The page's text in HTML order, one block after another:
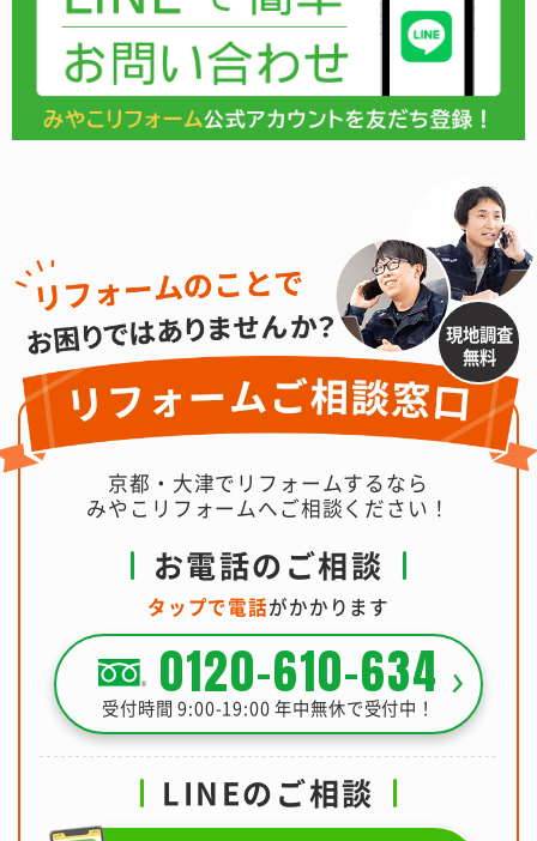
現地調査
無料
京都・大津でリフォームするなら
みやこリフォームへご相談ください！
お電話のご相談
タップで電話がかかります
0120-610-634
受付時間 9:00-19:00 年中無休で受付中！
LINEのご相談